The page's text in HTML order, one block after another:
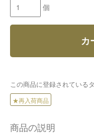
個
カ
この商品に登録されている
★再入荷商品
商品の説明